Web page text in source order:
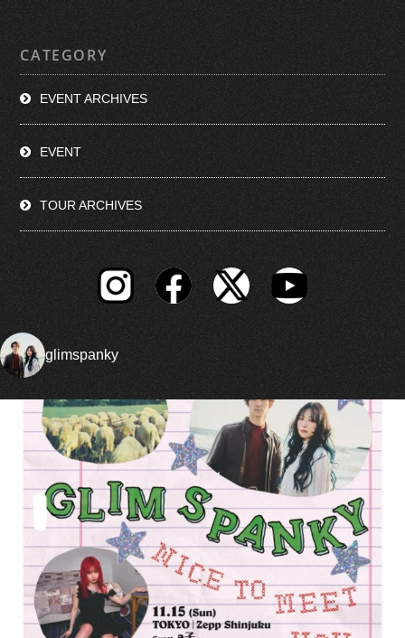
CATEGORY
EVENT ARCHIVES
EVENT
TOUR ARCHIVES
glimspanky